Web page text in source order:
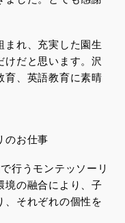
まれ、充実した園生
だと思います。沢
育、英語教育に素晴
のお仕事
行うモンテッソーリ
境の融合により、子
、それぞれの個性を